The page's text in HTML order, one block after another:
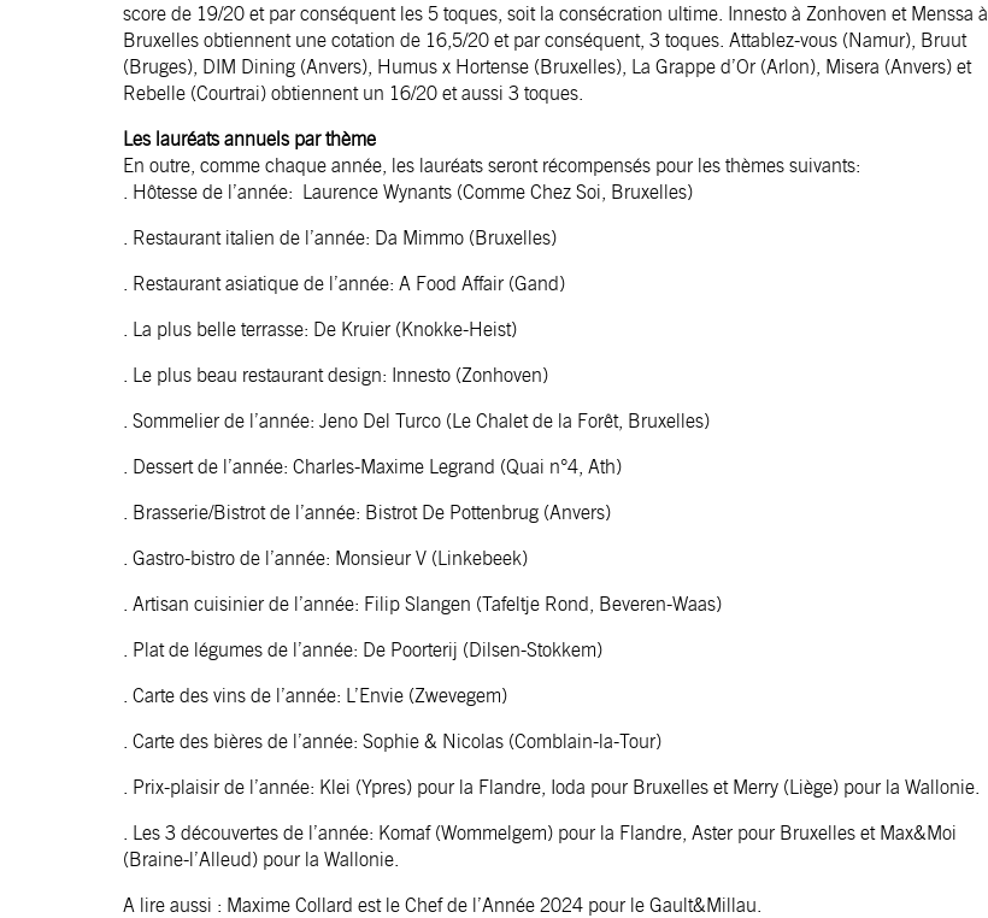
score de 19/20 et par conséquent les 5 toques, soit la consécration ultime. Innesto à Zonhoven et Menssa à
Bruxelles obtiennent une cotation de 16,5/20 et par conséquent, 3 toques. Attablez-vous (Namur), Bruut
(Bruges), DIM Dining (Anvers), Humus x Hortense (Bruxelles), La Grappe d’Or (Arlon), Misera (Anvers) et
Rebelle (Courtrai) obtiennent un 16/20 et aussi 3 toques.
Les lauréats annuels par thème
En outre, comme chaque année, les lauréats seront récompensés pour les thèmes suivants:
. Hôtesse de l’année: Laurence Wynants (Comme Chez Soi, Bruxelles)
. Restaurant italien de l’année: Da Mimmo (Bruxelles)
. Restaurant asiatique de l’année: A Food Affair (Gand)
. La plus belle terrasse: De Kruier (Knokke-Heist)
. Le plus beau restaurant design: Innesto (Zonhoven)
. Sommelier de l’année: Jeno Del Turco (Le Chalet de la Forêt, Bruxelles)
. Dessert de l’année: Charles-Maxime Legrand (Quai n°4, Ath)
. Brasserie/Bistrot de l’année: Bistrot De Pottenbrug (Anvers)
. Gastro-bistro de l’année: Monsieur V (Linkebeek)
. Artisan cuisinier de l’année: Filip Slangen (Tafeltje Rond, Beveren-Waas)
. Plat de légumes de l’année: De Poorterij (Dilsen-Stokkem)
. Carte des vins de l’année: L’Envie (Zwevegem)
. Carte des bières de l’année: Sophie & Nicolas (Comblain-la-Tour)
. Prix-plaisir de l’année: Klei (Ypres) pour la Flandre, Ioda pour Bruxelles et Merry (Liège) pour la Wallonie.
. Les 3 découvertes de l’année: Komaf (Wommelgem) pour la Flandre, Aster pour Bruxelles et Max&Moi
(Braine-l’Alleud) pour la Wallonie.
A lire aussi : Maxime Collard est le Chef de l’Année 2024 pour le Gault&Millau.